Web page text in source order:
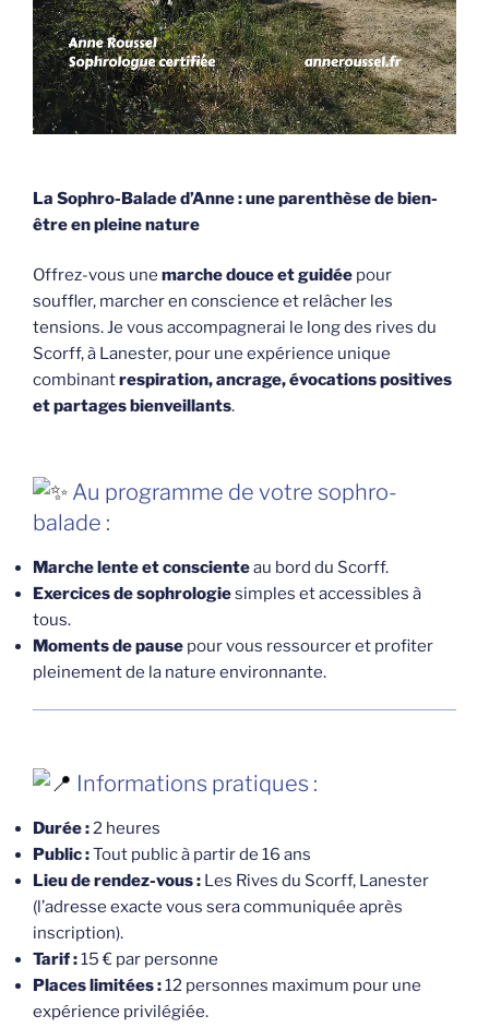
La Sophro-Balade d’Anne : une parenthèse de bien-
être en pleine nature
Offrez-vous une marche douce et guidée pour
souffler, marcher en conscience et relâcher les
tensions. Je vous accompagnerai le long des rives du
Scorff, à Lanester, pour une expérience unique
combinantrespiration, ancrage, évocations positives
et partages bienveillants.
Au programme de votre sophro-
balade :
Marche lente et conscienteau bord du Scorff.
Exercices de sophrologiesimples et accessibles à
tous.
Moments de pause pour vous ressourcer et profiter
pleinement de la nature environnante.
Informations pratiques :
Durée :2 heures
Public :Tout public à partir de 16 ans
Lieu de rendez-vous : Les Rives du Scorff, Lanester
(l’adresse exacte vous sera communiquée après
inscription).
Tarif :15 € par personne
Places limitées :12 personnes maximum pour une
expérience privilégiée.